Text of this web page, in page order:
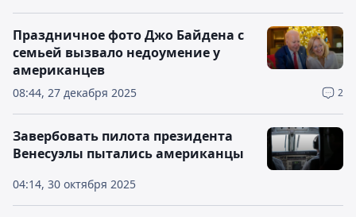
08:44, 27 декабря 2025 2
Праздничное фото Джо Байдена с
семьей вызвало недоумение у
американцев
04:14, 30 октября 2025
Завербовать пилота президента
Венесуэлы пытались американцы